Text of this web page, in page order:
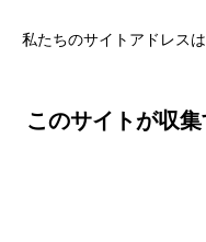
私たちのサイトアドレス
このサイトが収